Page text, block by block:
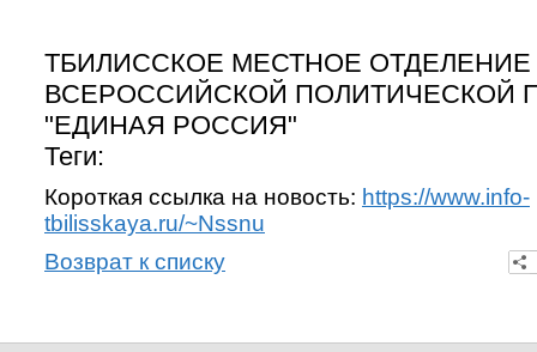
ТБИЛИССКОЕ МЕСТНОЕ ОТДЕЛЕНИЕ
ВСЕРОССИЙСКОЙ ПОЛИТИЧЕСКОЙ
"ЕДИНАЯ РОССИЯ"
Теги:
Короткая ссылка на новость: https://www.info-
tbilisskaya.ru/~Nssnu
Возврат к списку